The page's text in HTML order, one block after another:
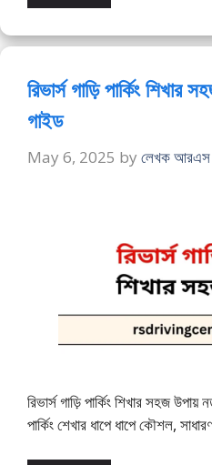
রিভার্স গাড়ি পার্কিং শিখার
গাইড
May 6, 2025 by লেখক আরএস
রিভার্স গাড়ি পার্কিং শিখার সহজ
পার্কিং শেখার ধাপে ধাপে কৌশল,